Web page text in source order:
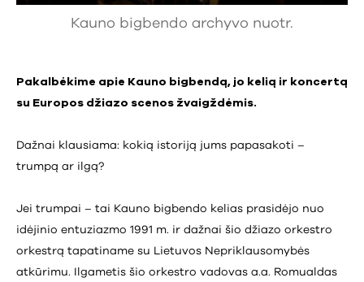
Kauno bigbendo archyvo nuotr.
Pakalbėkime apie Kauno bigbendą, jo kelią ir koncertą
su Europos džiazo scenos žvaigždėmis.
Dažnai klausiama: kokią istoriją jums papasakoti –
trumpą ar ilgą?
Jei trumpai – tai Kauno bigbendo kelias prasidėjo nuo
idėjinio entuziazmo 1991 m. ir dažnai šio džiazo orkestro
orkestrą tapatiname su Lietuvos Nepriklausomybės
atkūrimu. Ilgametis šio orkestro vadovas a.a. Romualdas